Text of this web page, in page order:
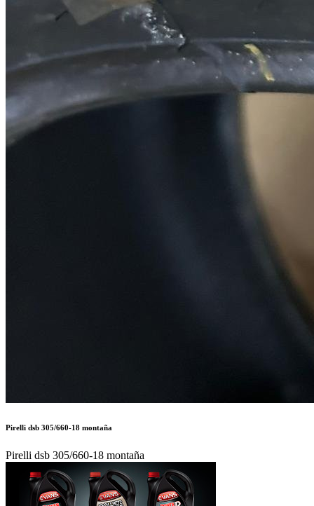
Pirelli dsb 305/660-18 montaña
Pirelli dsb 305/660-18 montaña